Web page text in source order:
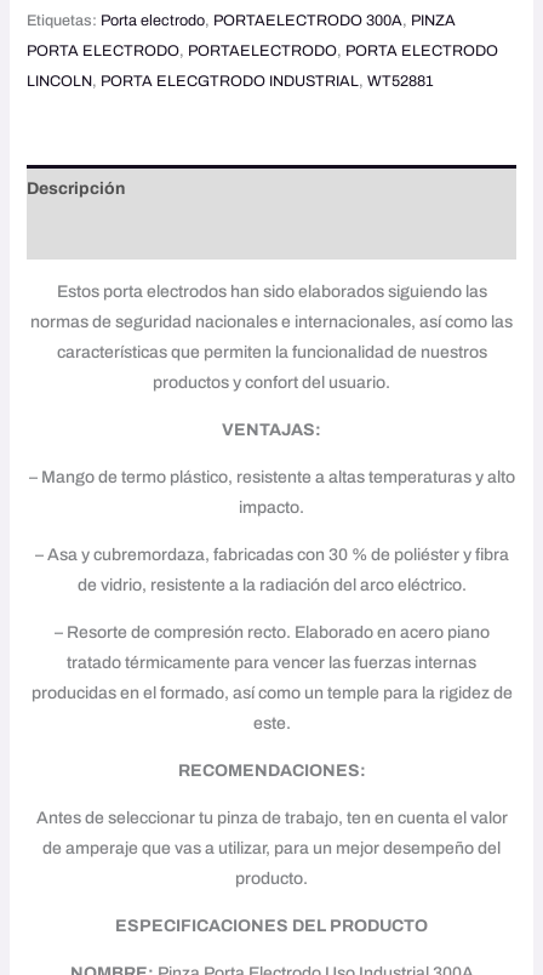
Etiquetas: Porta electrodo, PORTAELECTRODO 300A, PINZA
PORTA ELECTRODO, PORTAELECTRODO, PORTA ELECTRODO
LINCOLN, PORTA ELECGTRODO INDUSTRIAL, WT52881
Descripción
Estos porta electrodos han sido elaborados siguiendo las
normas de seguridad nacionales e internacionales, así como las
características que permiten la funcionalidad de nuestros
productos y confort del usuario.
VENTAJAS:
– Mango de termo plástico, resistente a altas temperaturas y alto
impacto.
– Asa y cubremordaza, fabricadas con 30 % de poliéster y fibra
de vidrio, resistente a la radiación del arco eléctrico.
– Resorte de compresión recto. Elaborado en acero piano
tratado térmicamente para vencer las fuerzas internas
producidas en el formado, así como un temple para la rigidez de
este.
RECOMENDACIONES:
Antes de seleccionar tu pinza de trabajo, ten en cuenta el valor
de amperaje que vas a utilizar, para un mejor desempeño del
producto.
ESPECIFICACIONES DEL PRODUCTO